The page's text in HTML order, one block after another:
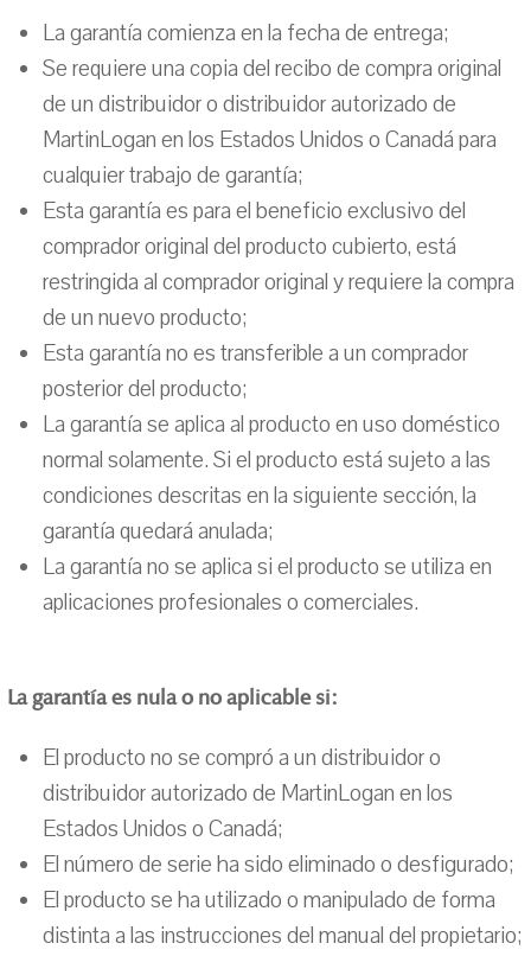
La garantía comienza en la fecha de entrega;
Se requiere una copia del recibo de compra original
de un distribuidor o distribuidor autorizado de
MartinLogan en los Estados Unidos o Canadá para
cualquier trabajo de garantía;
Esta garantía es para el beneficio exclusivo del
comprador original del producto cubierto, está
restringida al comprador original y requiere la compra
de un nuevo producto;
Esta garantía no es transferible a un comprador
posterior del producto;
La garantía se aplica al producto en uso doméstico
normal solamente. Si el producto está sujeto a las
condiciones descritas en la siguiente sección, la
garantía quedará anulada;
La garantía no se aplica si el producto se utiliza en
aplicaciones profesionales o comerciales.
La garantía es nula o no aplicable si:
El producto no se compró a un distribuidor o
distribuidor autorizado de MartinLogan en los
Estados Unidos o Canadá;
El número de serie ha sido eliminado o desfigurado;
El producto se ha utilizado o manipulado de forma
distinta a las instrucciones del manual del propietario;